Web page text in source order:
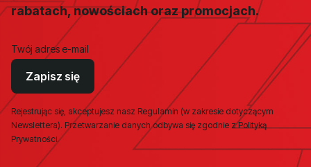
rabatach, nowościach oraz promocjach.
Twój adres e-mail
Zapisz się
Rejestrując się, akceptujesz nasz Regulamin (w zakresie dotyczącym
Newslettera). Przetwarzanie danych odbywa się zgodnie z Polityką
Prywatności.